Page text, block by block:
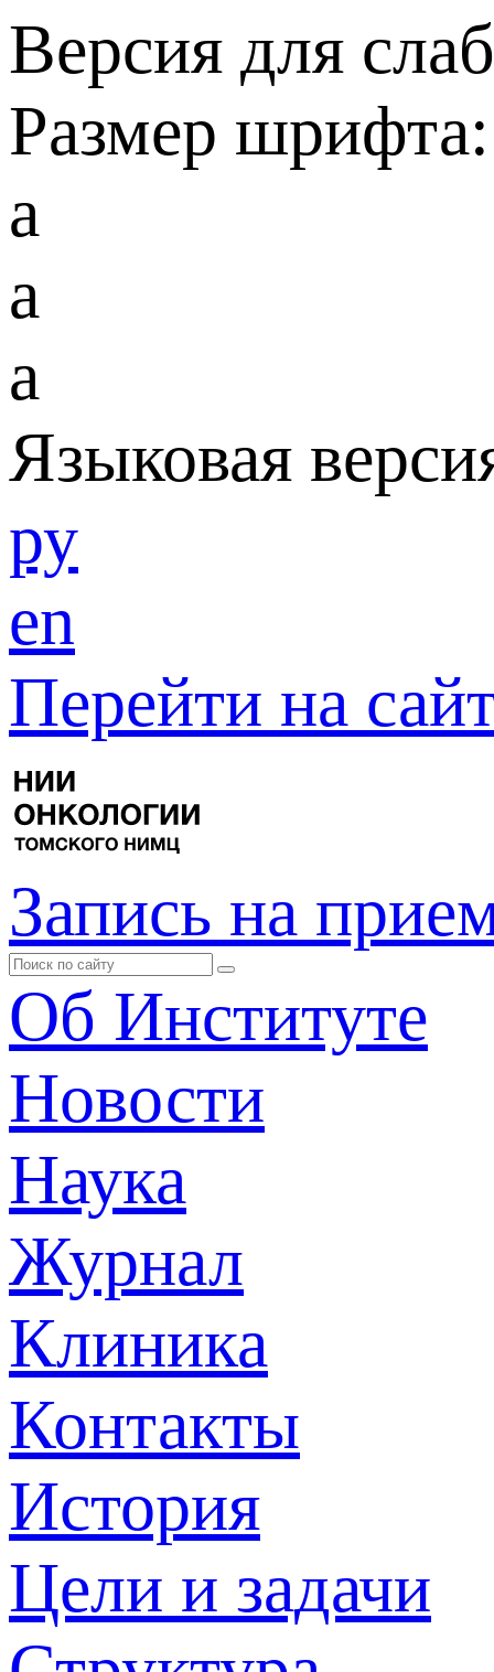
Версия для
Размер шрифта:
a
a
a
Языковая
ру
en
Перейти на
Запись на
Об Институте
Новости
Наука
Журнал
Клиника
Контакты
История
Цели и задачи